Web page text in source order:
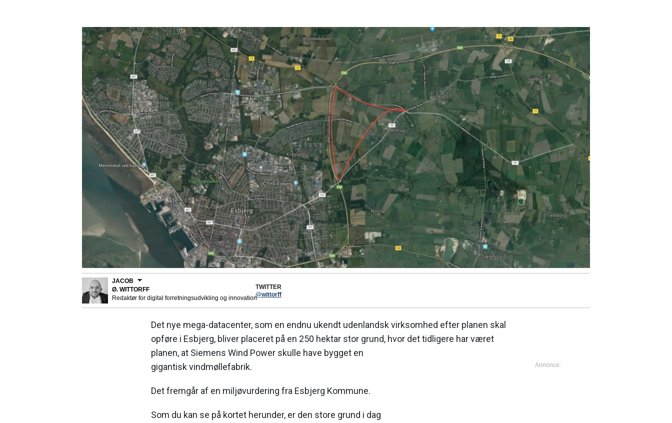
JACOB
Ø. WITTORFF
Redaktør for digital forretningsudvikling og innovation
TWITTER
@wittorff
Det nye mega-datacenter, som en endnu ukendt udenlandsk virksomhed efter planen skal
opføre i Esbjerg, bliver placeret på en 250 hektar stor grund, hvor det tidligere har været
planen, at Siemens Wind Power skulle have bygget en
gigantisk vindmøllefabrik.
Det fremgår af en miljøvurdering fra Esbjerg Kommune.
Som du kan se på kortet herunder, er den store grund i dag